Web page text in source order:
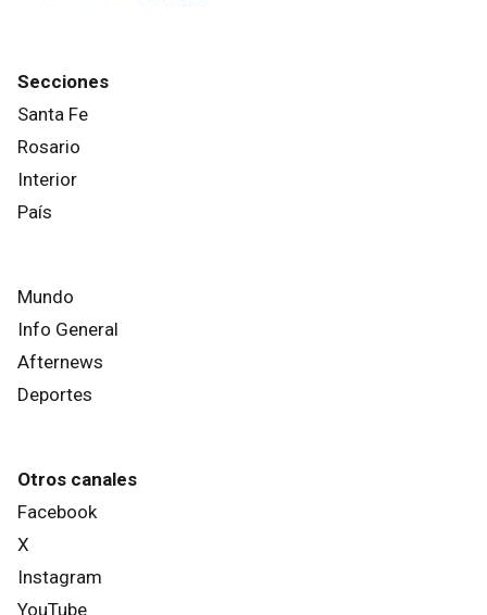
Secciones
Santa Fe
Rosario
Interior
País
Mundo
Info General
Afternews
Deportes
Otros canales
Facebook
X
Instagram
YouTube